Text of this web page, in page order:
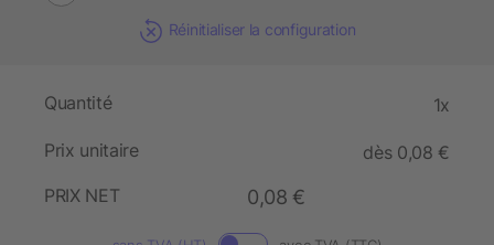
Réinitialiser la configuration
Quantité 1x
Prix unitaire
dès 0,08 €
PRIX NET
0,08 €